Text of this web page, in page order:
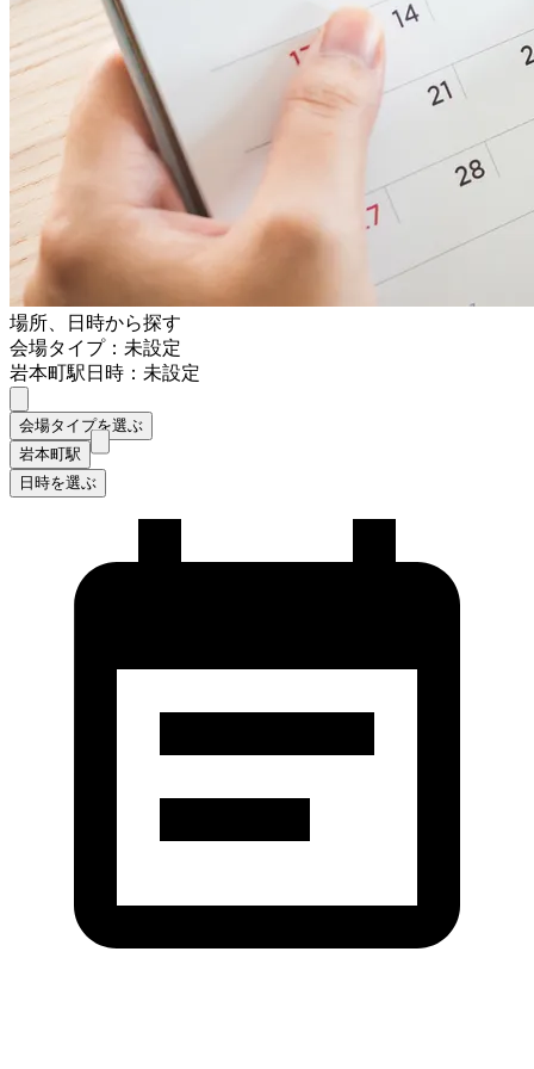
場所、日時から探す
会場タイプ：未設定
岩本町駅日時：未設定
会場タイプを選ぶ
岩本町駅
日時を選ぶ